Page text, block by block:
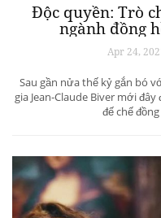
Độc quyền: Trò
ngành đồng
Apr 24,
Sau gần nửa thế kỷ gắn bó
gia Jean-Claude Biver mới
đế chế